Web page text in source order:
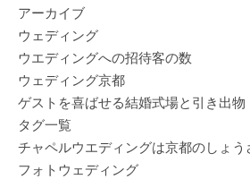
アーカイブ
ウェディング
ウエディングへの招待客の数
ウェディング京都
ゲストを喜ばせる結婚式場と引き出物
タグ一覧
チャペルウエディングは京都のしょ
フォトウェディング